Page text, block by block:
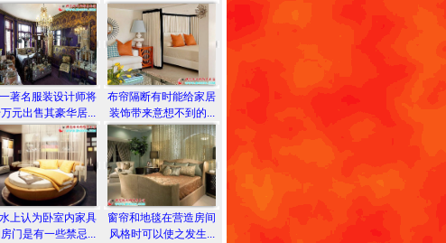
著名服装设计师将
元出售其豪华居...
上认为卧室内家具
门是有一些禁忌...
布帘隔断有时能给家居
装饰带来意想不到的...
窗帘和地毯在营造房间
风格时可以使之发生...